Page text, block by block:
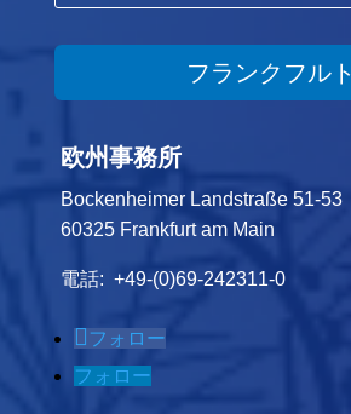
フランクフルト
欧州事務所
Bockenheimer Landstraße 51-53
60325 Frankfurt am Main
電話: +49-(0)69-242311-0
フォロー
フォロー